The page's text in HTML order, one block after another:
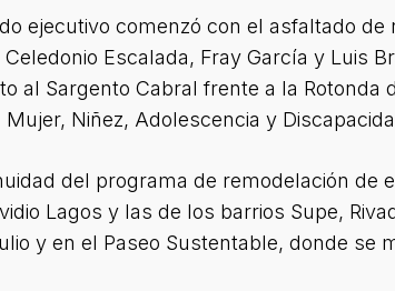
ejecutivo comenzó con el asfaltado
Escalada, Fray García y Luis
al Sargento Cabral frente a la Rotonda
Niñez, Adolescencia y
del programa de remodelación de
Lagos y las de los barrios Supe,
y en el Paseo Sustentable, donde se